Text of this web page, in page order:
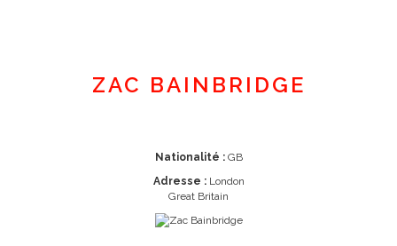
ZAC BAINBRIDGE
Nationalité :GB
Adresse :London
Great Britain